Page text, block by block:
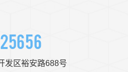
发区裕安路688号